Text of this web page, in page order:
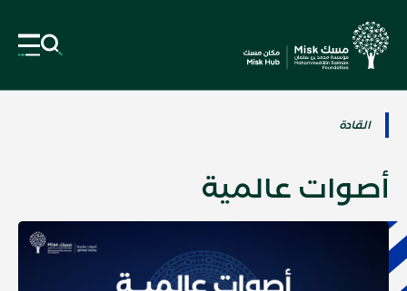
القادة
أصوات عالمية